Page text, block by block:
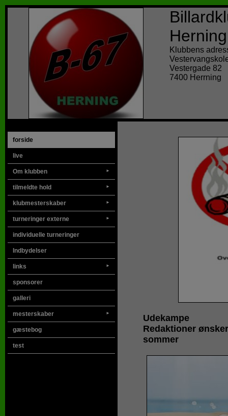
Herning
Klubbens
Vestergade 82
7400 Herrning
forside
live
►
Om klubben
►
tilmeldte hold
►
klubmesterskaber
►
turneringer externe
individuelle turneringer
Indbydelser
►
links
sponsorer
galleri
►
mesterskaber
gæstebog
test
Udekampe
Redaktioner
sommer